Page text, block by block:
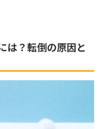
は？転倒の原因と